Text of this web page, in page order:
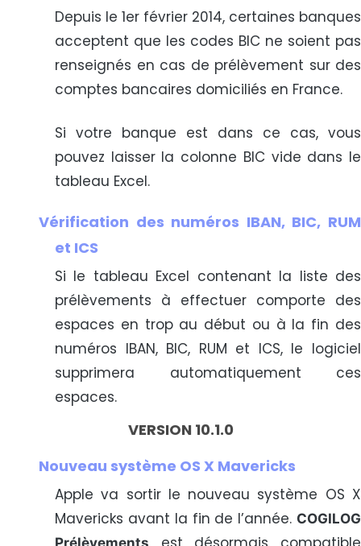
Depuis le 1er février 2014, certaines banques
acceptent que les codes BIC ne soient pas
renseignés en cas de prélèvement sur des
comptes bancaires domiciliés en France.
Si votre banque est dans ce cas, vous
pouvez laisser la colonne BIC vide dans le
tableau Excel.
Vérification des numéros IBAN, BIC, RUM
et ICS
Si le tableau Excel contenant la liste des
prélèvements à effectuer comporte des
espaces en trop au début ou à la fin des
numéros IBAN, BIC, RUM et ICS, le logiciel
supprimera automatiquement ces
espaces.
VERSION 10.1.0
Nouveau système OS X Mavericks
Apple va sortir le nouveau système OS X
Mavericks avant la fin de l’année. COGILOG